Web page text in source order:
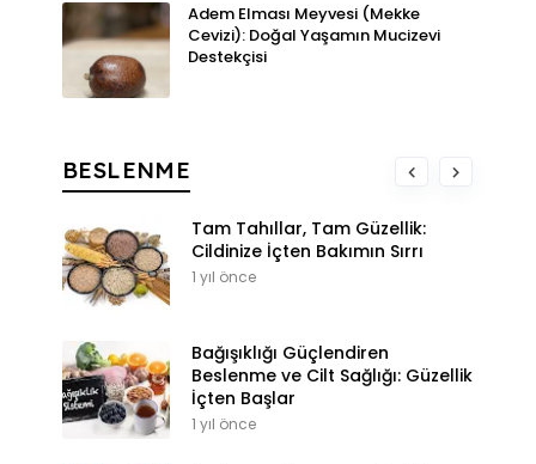
Adem Elması Meyvesi (Mekke
Cevizi): Doğal Yaşamın Mucizevi
Destekçisi
BESLENME
Tam Tahıllar, Tam Güzellik:
Cildinize İçten Bakımın Sırrı
1 yıl önce
Bağışıklığı Güçlendiren
Beslenme ve Cilt Sağlığı: Güzellik
İçten Başlar
1 yıl önce